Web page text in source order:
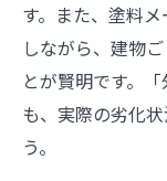
外壁塗
に与え
信頼で
イント
す。また、塗料
しながら、建物
とが賢明です。
も、実際の劣化
う。